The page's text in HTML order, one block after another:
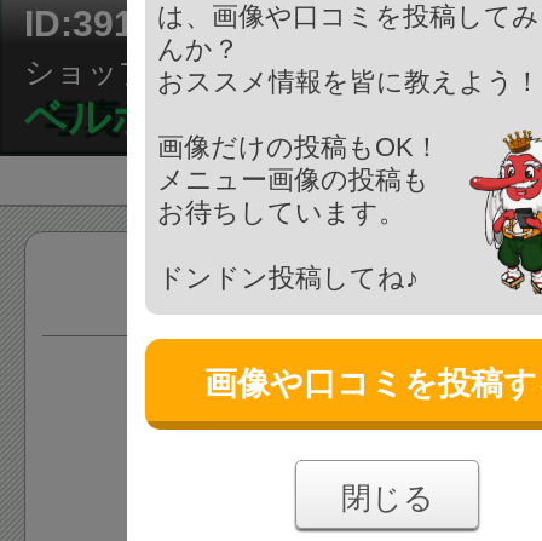
ID:391144
ショップ/ケーキ屋
ベルボン
商品
情報がまだ登録されていま
情報を追加する
は、画像や口コミを投稿して
んか？
おススメ情報を皆に教えよう
画像だけの投稿もOK！
メニュー画像の投稿も
お待ちしています。
ドンドン投稿してね♪
画像や口コミを投稿
閉じる